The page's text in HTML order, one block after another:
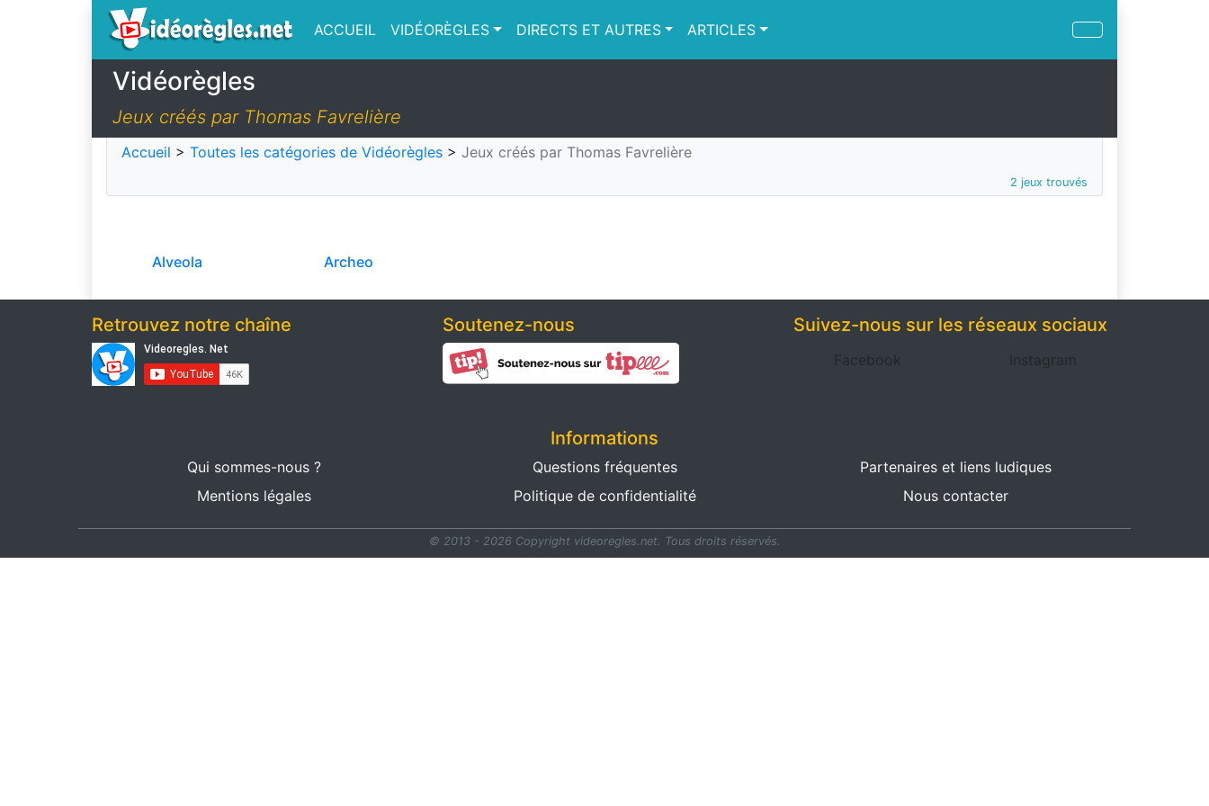
ACCUEIL VIDÉORÈGLES DIRECTS ET AUTRES ARTICLES
Vidéorègles
Jeux créés par Thomas Favrelière
Accueil > Toutes les catégories de Vidéorègles > Jeux créés par Thomas Favrelière
2 jeux trouvés
Alveola Archeo
Retrouvez notre chaîne Soutenez-nous Suivez-nous sur les réseaux sociaux
Facebook Instagram
Informations
Qui sommes-nous ? Questions fréquentes
Partenaires et liens ludiques
Mentions légales
Politique de confidentialité Nous contacter
© 2013 - 2026 Copyright videoregles.net. Tous droits réservés.